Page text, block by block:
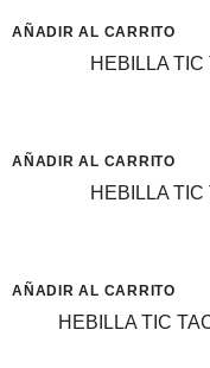
AÑADIR AL CARRITO
HEBILLA
AÑADIR AL CARRITO
HEBILLA
AÑADIR AL CARRITO
HEBILLA TIC